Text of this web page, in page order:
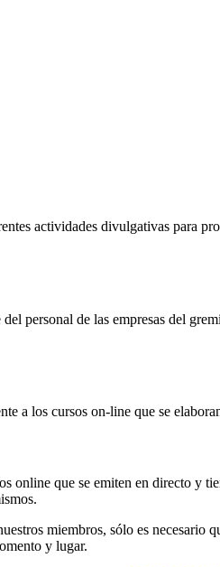
actividades divulgativas para
personal de las empresas del
a los cursos on-line que se
que se emiten en directo y
miembros, sólo es
y lugar.